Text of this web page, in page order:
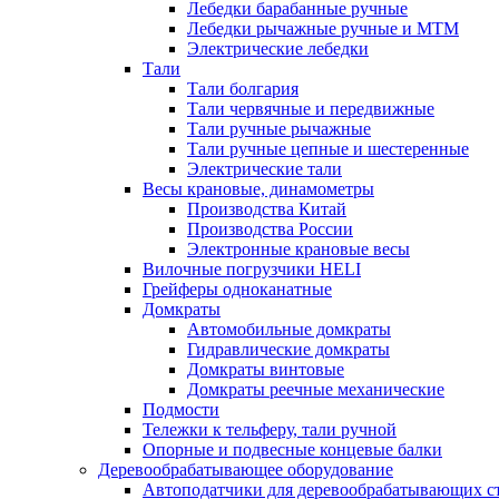
Лебедки барабанные ручные
Лебедки рычажные ручные и МТМ
Электрические лебедки
Тали
Тали болгария
Тали червячные и передвижные
Тали ручные рычажные
Тали ручные цепные и шестеренные
Электрические тали
Весы крановые, динамометры
Производства Китай
Производства России
Электронные крановые весы
Вилочные погрузчики HELI
Грейферы одноканатные
Домкраты
Автомобильные домкраты
Гидравлические домкраты
Домкраты винтовые
Домкраты реечные механические
Подмости
Тележки к тельферу, тали ручной
Опорные и подвесные концевые балки
Деревообрабатывающее оборудование
Автоподатчики для деревообрабатывающих